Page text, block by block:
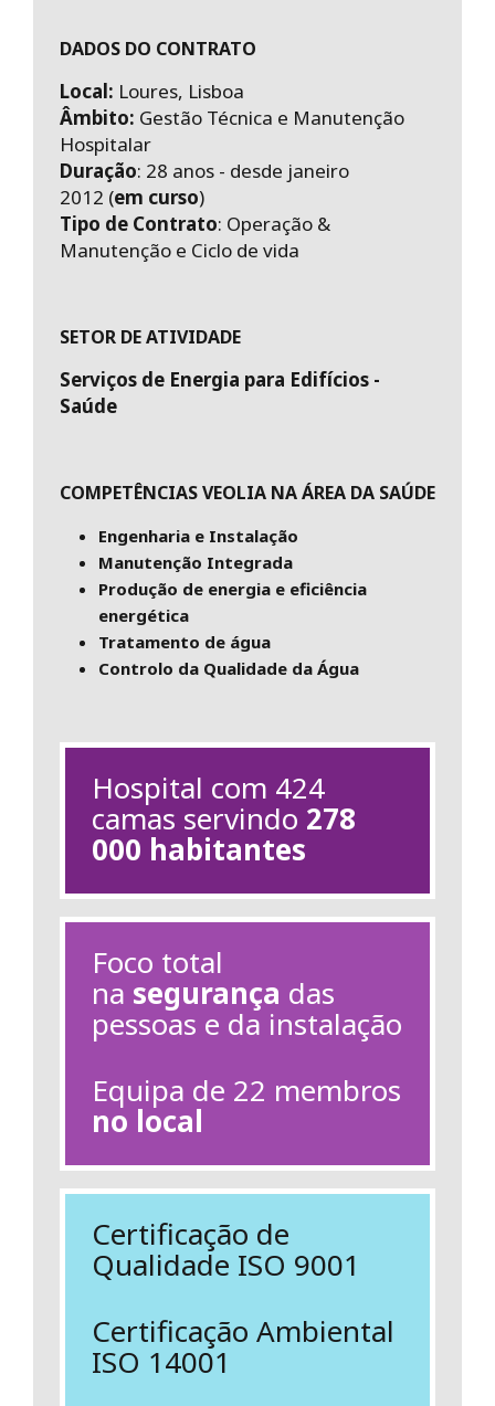
DADOS DO CONTRATO
Local: Loures, Lisboa
Âmbito: Gestão Técnica e Manutenção
Hospitalar
Duração: 28 anos - desde janeiro
2012 (em curso)
Tipo de Contrato: Operação &
Manutenção e Ciclo de vida
SETOR DE ATIVIDADE
Serviços de Energia para Edifícios -
Saúde
COMPETÊNCIAS VEOLIA NA ÁREA DA SAÚDE
Engenharia e Instalação
Manutenção Integrada
Produção de energia e eficiência
energética
Tratamento de água
Controlo da Qualidade da Água
Hospital com 424
camas servindo 278
000 habitantes
Foco total
na segurança das
pessoas e da instalação
Equipa de 22 membros
no local
Certificação de
Qualidade ISO 9001
Certificação Ambiental
ISO 14001